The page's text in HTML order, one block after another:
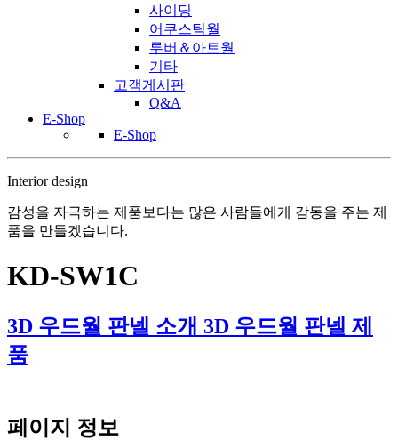
사이딩
어쿠스틱월
루버＆아트월
기타
고객게시판
Q&A
E-Shop
E-Shop
Interior design
감성을 자극하는 제품보다는 많은 사람들에게 감동을 주는 제
품을 만들겠습니다.
KD-SW1C
3D 우드월 판넬 소개 3D 우드월 판넬 제
품
페이지 정보